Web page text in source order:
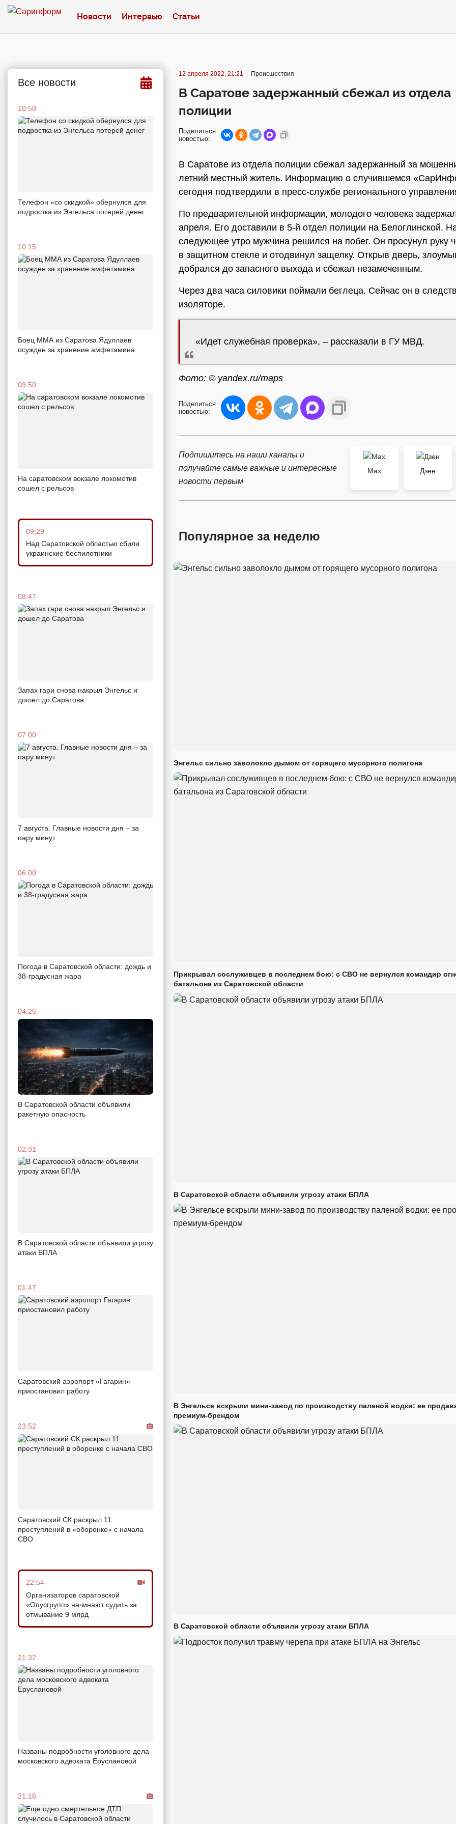
Новости Интервью Статьи
Все новости
10:50
Телефон «со скидкой» обернулся для
подростка из Энгельса потерей денег
10:15
Боец ММА из Саратова Ядуллаев
осужден за хранение амфетамина
09:50
На саратовском вокзале локомотив
сошел с рельсов
09:29
Над Саратовской областью сбили
украинские беспилотники
08:47
Запах гари снова накрыл Энгельс и
дошел до Саратова
07:00
7 августа. Главные новости дня – за
пару минут
06:00
Погода в Саратовской области: дождь и
38-градусная жара
04:26
В Саратовской области объявили
ракетную опасность
02:31
В Саратовской области объявили угрозу
атаки БПЛА
01:47
Саратовский аэропорт «Гагарин»
приостановил работу
23:52
Саратовский СК раскрыл 11
преступлений в «оборонке» с начала
СВО
22:54
Организаторов саратовской
«Опусгрупп» начинают судить за
отмывание 9 млрд
21:32
Названы подробности уголовного дела
московского адвоката Еруслановой
21:16
12 апреля 2022, 21:21 Происшествия
В Саратове задержанный сбежал из отдела
полиции
Поделиться
новостью:
В Саратове из отдела полиции сбежал задержанный за
летний местный житель. Информацию о случившемся
сегодня подтвердили в пресс-службе регионального
По предварительной информации, молодого человека
апреля. Его доставили в 5-й отдел полиции на Белоглинской.
следующее утро мужчина решился на побег. Он просунул руку
в защитном стекле и отодвинул защелку. Открыв дверь,
добрался до запасного выхода и сбежал незамеченным.
Через два часа силовики поймали беглеца. Сейчас он в
изоляторе.
«Идет служебная проверка», – рассказали в ГУ МВД.
Фото: © yandex.ru/maps
Поделиться
новостью:
Подпишитесь на наши каналы и
получайте самые важные и интересные
новости первым
Max
Дзен
Популярное за неделю
Энгельс сильно заволокло дымом от горящего мусорного полигона
Прикрывал сослуживцев в последнем бою: с СВО не вернулся командир
батальона из Саратовской области
В Саратовской области объявили угрозу атаки БПЛА
В Энгельсе вскрыли мини-завод по производству паленой водки: ее
премиум-брендом
В Саратовской области объявили угрозу атаки БПЛА